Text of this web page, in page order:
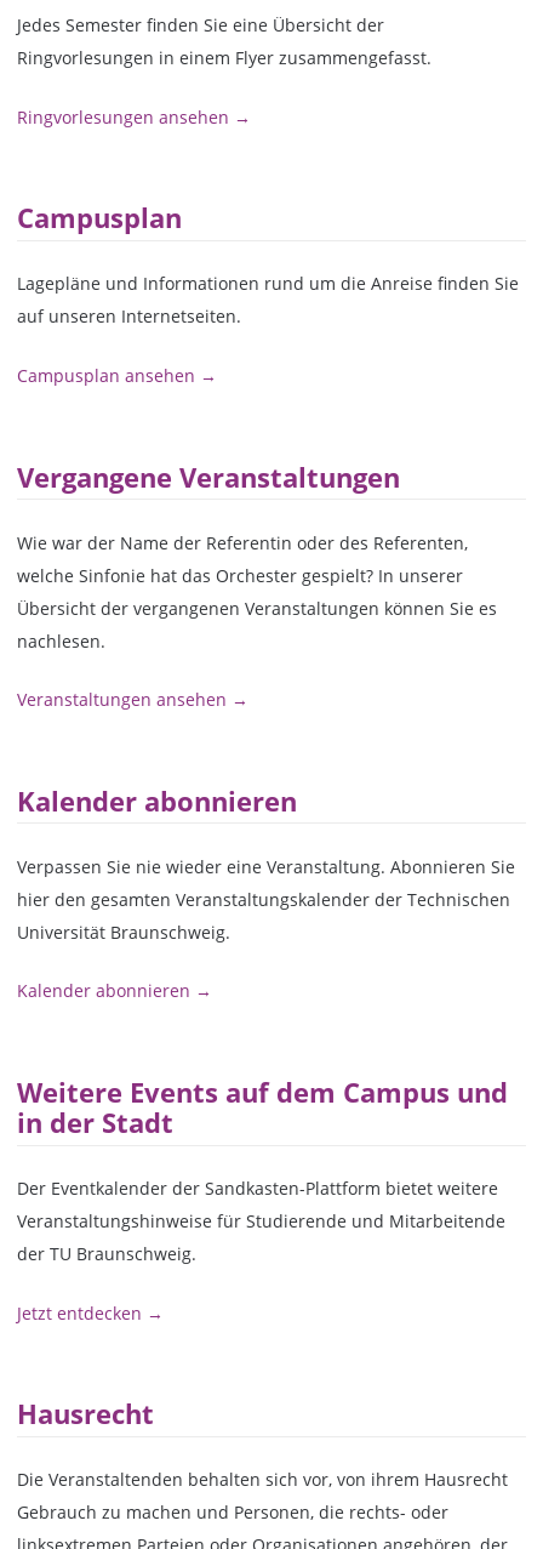
Jedes Semester finden Sie eine Übersicht der
Ringvorlesungen in einem Flyer zusammengefasst.
Ringvorlesungen ansehen →
Campusplan
Lagepläne und Informationen rund um die Anreise finden Sie
auf unseren Internetseiten.
Campusplan ansehen →
Vergangene Veranstaltungen
Wie war der Name der Referentin oder des Referenten,
welche Sinfonie hat das Orchester gespielt? In unserer
Übersicht der vergangenen Veranstaltungen können Sie es
nachlesen.
Veranstaltungen ansehen →
Kalender abonnieren
Verpassen Sie nie wieder eine Veranstaltung. Abonnieren Sie
hier den gesamten Veranstaltungskalender der Technischen
Universität Braunschweig.
Kalender abonnieren →
Weitere Events auf dem Campus und
in der Stadt
Der Eventkalender der Sandkasten-Plattform bietet weitere
Veranstaltungshinweise für Studierende und Mitarbeitende
der TU Braunschweig.
Jetzt entdecken →
Hausrecht
Die Veranstaltenden behalten sich vor, von ihrem Hausrecht
Gebrauch zu machen und Personen, die rechts- oder